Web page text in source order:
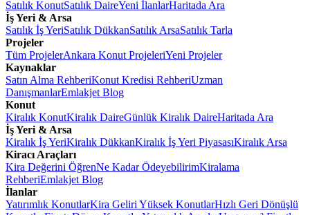
Satılık KonutSatılık DaireYeni İlanlarHaritada Ara
İş Yeri & Arsa
Satılık İş YeriSatılık DükkanSatılık ArsaSatılık Tarla
Projeler
Tüm ProjelerAnkara Konut ProjeleriYeni Projeler
Kaynaklar
Satın Alma RehberiKonut Kredisi RehberiUzman
DanışmanlarEmlakjet Blog
Konut
Kiralık KonutKiralık DaireGünlük Kiralık DaireHaritada Ara
İş Yeri & Arsa
Kiralık İş YeriKiralık DükkanKiralık İş Yeri PiyasasıKiralık Arsa
Kiracı Araçları
Kira Değerini ÖğrenNe Kadar ÖdeyebilirimKiralama
RehberiEmlakjet Blog
İlanlar
Yatırımlık KonutlarKira Geliri Yüksek KonutlarHızlı Geri Dönüşlü